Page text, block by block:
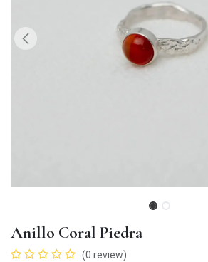
Anillo Coral Piedra
(0 review)